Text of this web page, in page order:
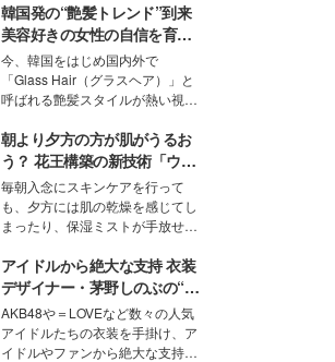
韓国発の“艶髪トレンド”到来
美容好きの女性の自信を育む
「ヘアケア事情」って？
今、韓国をはじめ国内外で
「Glass Hair（グラスヘア）」と
呼ばれる艶髪スタイルが熱い視線
ションの完成度を高めるベースと
して、“髪そのものの美しさ”に改
めて注目する人が増えている様
子。今回は、そんな憧れの艶やか
な髪を日常で叶える、美容好きの
女性たちのヘアケア事情を紹介し
ます。
朝より夕方の方が肌がうるお
う？ 花王構築の新技術「ウォ
ーターキャプチャリングスキ
ン（捕水肌）」がスキンケア
の常識を変える予感
毎朝入念にスキンケアを行って
も、夕方には肌の乾燥を感じてし
まったり、保湿ミストが手放せな
な美容の常識を大きく変える可能
性を秘めた、革新的な「Water
Capturing Skin（ウォーターキャ
プチャリングスキン：捕水肌）」
技術を、花王が構築した。
アイドルから絶大な支持 衣装
デザイナー・茅野しのぶの“可
愛い”を作る美学＜「シチズン
クロスシー」インタビュー＞
AKB48や＝LOVEなど数々の人気
アイドルたちの衣装を手掛け、ア
イドルやファンから絶大な支持を